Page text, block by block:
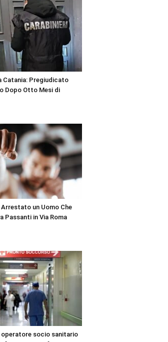
Catania: Pregiudicato
Dopo Otto Mesi di
Arrestato un Uomo Che
Passanti in Via Roma
operatore socio sanitario